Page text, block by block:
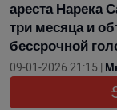
ареста Нарека
три месяца и
бессрочной
09-01-2026 21:15 |